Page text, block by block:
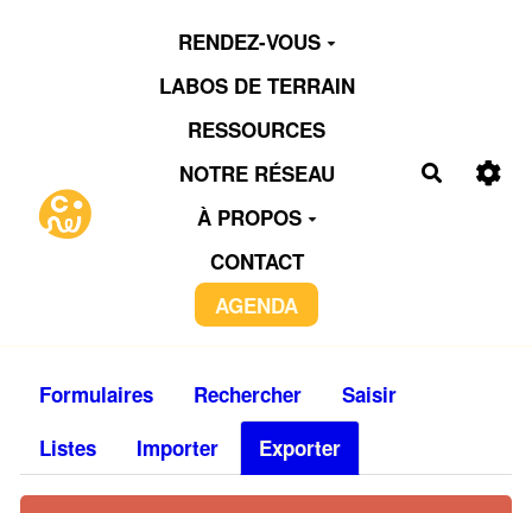
Aller au contenu principal
RENDEZ-VOUS
LABOS DE TERRAIN
RESSOURCES
NOTRE RÉSEAU
À PROPOS
CONTACT
AGENDA
Formulaires Rechercher
Saisir
Listes
Importer Exporter